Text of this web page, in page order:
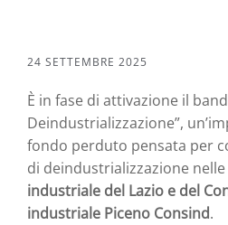
24 SETTEMBRE 2025
È in fase di attivazione il
Deindustrializzazione”,
fondo perduto pensata per
di deindustrializzazione
industriale del Lazio e del
industriale Piceno Consind.